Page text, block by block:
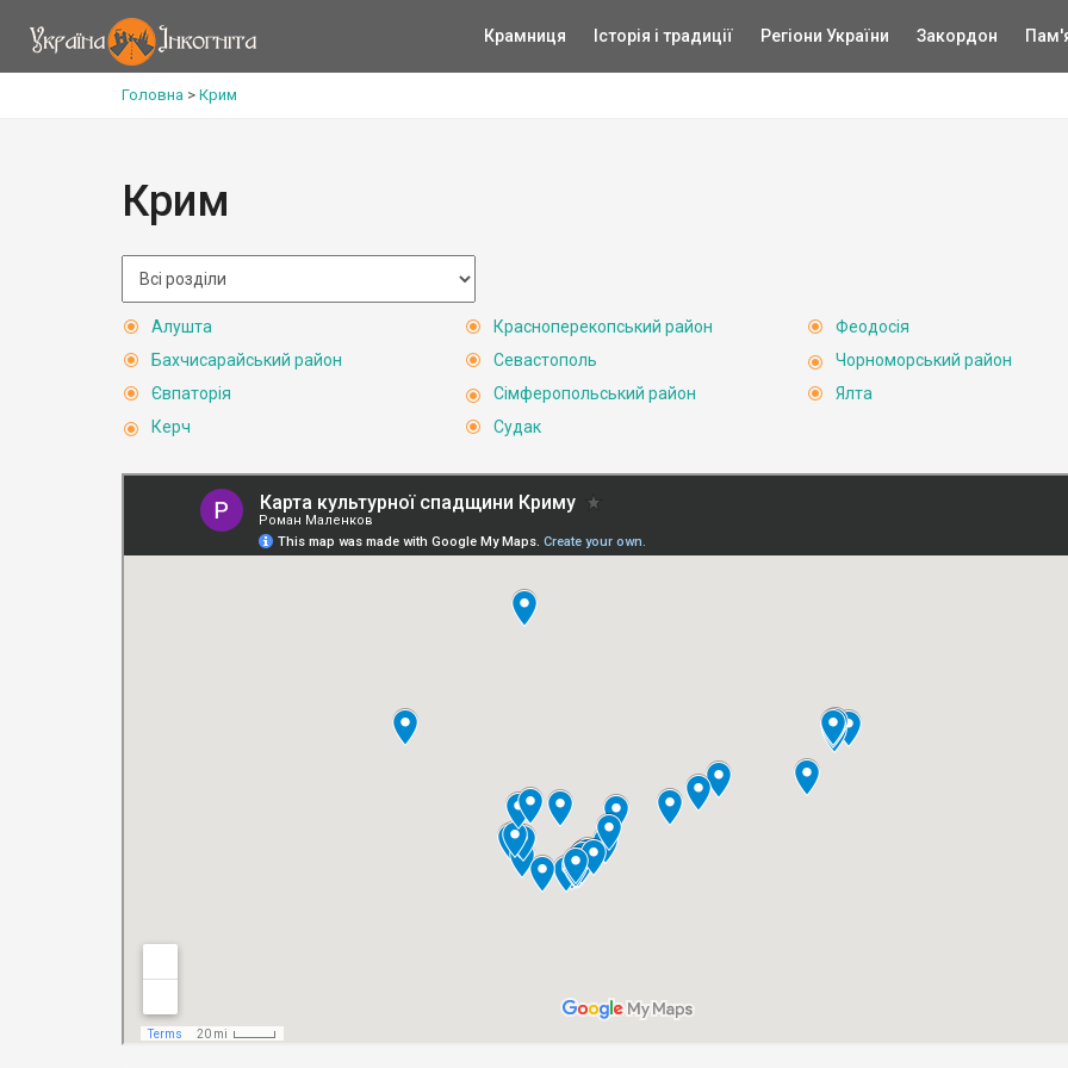
Крамниця Історія і традиції Регіони України Закордон
Головна > Крим
Крим
Алушта
Бахчисарайський район
Євпаторія
Керч
Красноперекопський район
Севастополь
Сімферопольський район
Судак
Феодосія
Чорноморський район
Ялта